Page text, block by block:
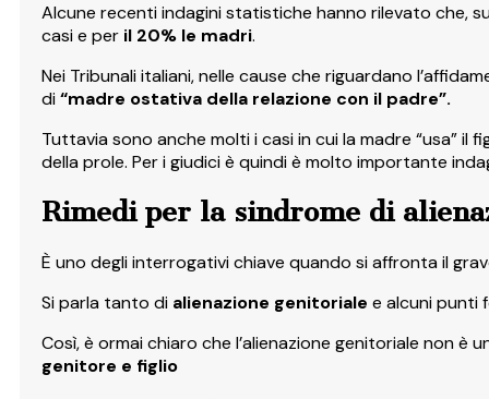
Alcune recenti indagini statistiche hanno rilevato che,
casi e per il 20% le madri.
Nei Tribunali italiani, nelle cause che riguardano
di“madre ostativa della relazione con il padre”.
Tuttavia sono anche molti i casi in cui la madre “usa”
della prole. Per i giudici è quindi è molto importante
Rimedi per la sindrome di
È uno degli interrogativi chiave quando si affronta il
Si parla tanto di alienazione genitoriale e alcuni punti
Così, è ormai chiaro che l’alienazione genitoriale non
genitore e figlio